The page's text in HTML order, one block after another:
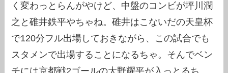
く変わっとらんがやけど、中盤のコンビが坪川潤
之と碓井鉄平やちゃね。碓井はこないだの天皇杯
で120分フル出場しておきながら、この試合でも
スタメンで出場することになるちゃ。そんでベン